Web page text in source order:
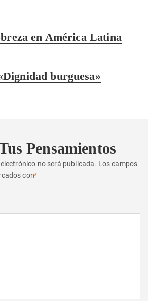
en América Latina
burguesa»
Pensamientos
no será publicada. Los campos
con*